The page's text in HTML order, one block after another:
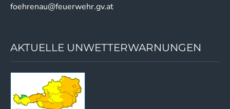
foehrenau@feuerwehr.gv.at
AKTUELLE UNWETTERWARNUNGEN